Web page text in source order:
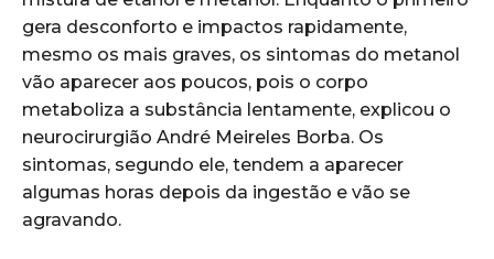
gera desconforto e impactos rapidamente,
mesmo os mais graves, os sintomas do metanol
vão aparecer aos poucos, pois o corpo
metaboliza a substância lentamente, explicou o
neurocirurgião André Meireles Borba. Os
sintomas, segundo ele, tendem a aparecer
algumas horas depois da ingestão e vão se
agravando.